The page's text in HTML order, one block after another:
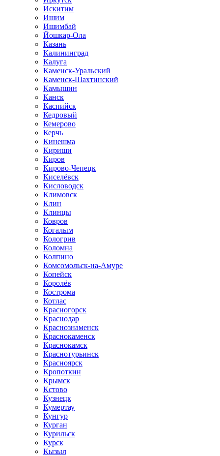
Искитим
Ишим
Ишимбай
Йошкар-Ола
Казань
Калининград
Калуга
Каменск-Уральский
Каменск-Шахтинский
Камышин
Канск
Каспийск
Кедровый
Кемерово
Керчь
Кинешма
Кириши
Киров
Кирово-Чепецк
Киселёвск
Кисловодск
Климовск
Клин
Клинцы
Ковров
Когалым
Кологрив
Коломна
Колпино
Комсомольск-на-Амуре
Копейск
Королёв
Кострома
Котлас
Красногорск
Краснодар
Краснознаменск
Краснокаменск
Краснокамск
Краснотурьинск
Красноярск
Кропоткин
Крымск
Кстово
Кузнецк
Кумертау
Кунгур
Курган
Курильск
Курск
Кызыл